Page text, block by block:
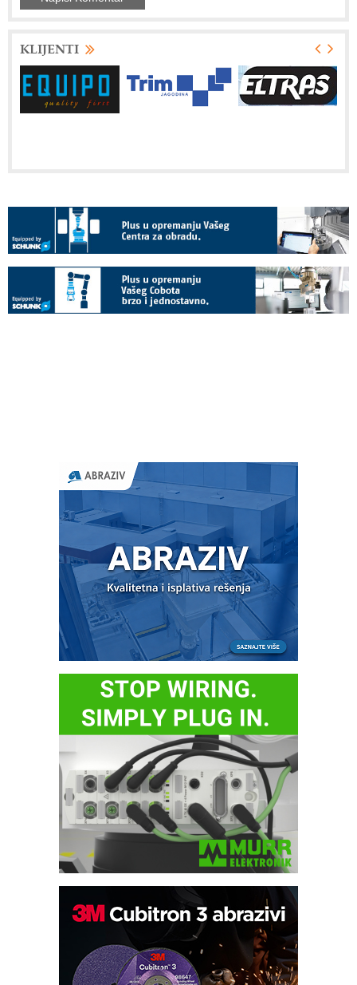
KLIJENTI
Automatizacija pakovanja · Display
(Shelf-Ready) omotnice
Potpuna efikasnost bez složenih
sistema